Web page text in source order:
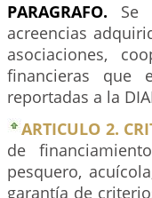
PARAGRAFO. Se
acreencias
asociaciones,
financieras que
reportadas a la
ARTICULO 2.
de
pesquero,
garantía de